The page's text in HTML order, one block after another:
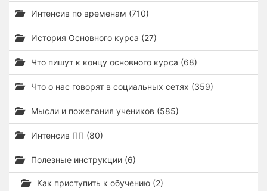
Интенсив по временам (710)
История Основного курса (27)
Что пишут к концу основного курса (68)
Что о нас говорят в социальных сетях (359)
Мысли и пожелания учеников (585)
Интенсив ПП (80)
Полезные инструкции (6)
Как приступить к обучению (2)